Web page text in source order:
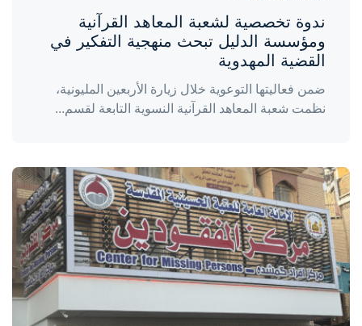
ندوة تخصصية لشعبة المعاهد القرآنية
ومؤسسة الدليل تبحث منهجية التفكير في
القضية المهدوية
ضمن فعاليتها التوعوية خلال زيارة الأربعين المليونية،
نظمت شعبة المعاهد القرآنية النسوية التابعة لقسم...
واحة المرأة
منذ 5 أيام